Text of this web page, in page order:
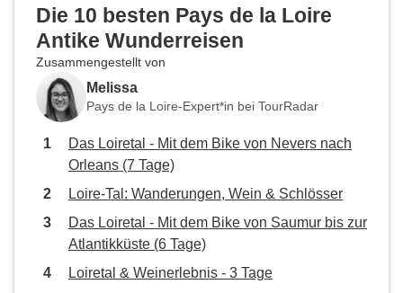
Die 10 besten Pays de la Loire
Antike Wunderreisen
Zusammengestellt von
Melissa
Pays de la Loire-Expert*in bei TourRadar
Das Loiretal - Mit dem Bike von Nevers nach
Orleans (7 Tage)
Loire-Tal: Wanderungen, Wein & Schlösser
Das Loiretal - Mit dem Bike von Saumur bis zur
Atlantikküste (6 Tage)
Loiretal & Weinerlebnis - 3 Tage